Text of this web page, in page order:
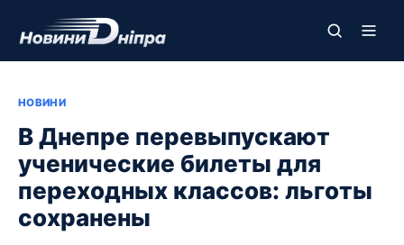
НОВИНИ
В Днепре перевыпускают
ученические билеты для
переходных классов: льготы
сохранены